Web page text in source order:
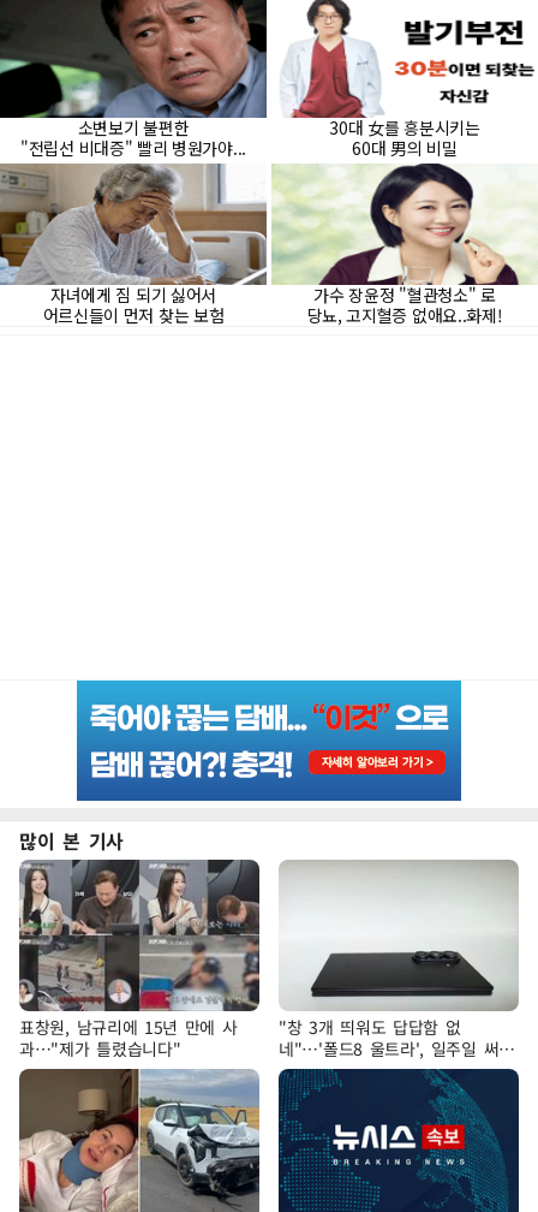
많이 본 기사
표창원, 남규리에 15년 만에 사
과…"제가 틀렸습니다"
"창 3개 띄워도 답답함 없
네"…'폴드8 울트라', 일주일 써보
니